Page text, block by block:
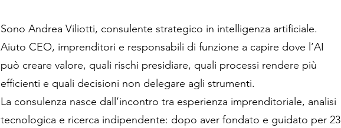
Sono Andrea Viliotti, consulente strategico in intelligenza artificiale.
Aiuto CEO, imprenditori e responsabili di funzione a capire dove l’AI
può creare valore, quali rischi presidiare, quali processi rendere più
efficienti e quali decisioni non delegare agli strumenti.
La consulenza nasce dall’incontro tra esperienza imprenditoriale, analisi
tecnologica e ricerca indipendente: dopo aver fondato e guidato per 23